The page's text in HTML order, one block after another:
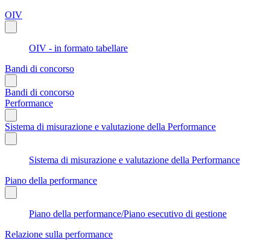
OIV
OIV - in formato tabellare
Bandi di concorso
Bandi di concorso
Performance
Sistema di misurazione e valutazione della Performance
Sistema di misurazione e valutazione della Performance
Piano della performance
Piano della performance/Piano esecutivo di gestione
Relazione sulla performance